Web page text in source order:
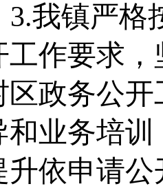
3.我镇严格
工作要求 ，
区政务公
和业务培
升依申请